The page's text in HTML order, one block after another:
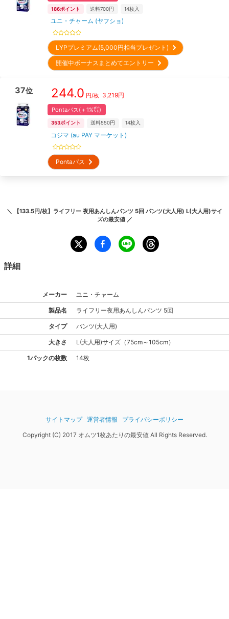
186ポイント 送料700円 14枚入
ユニ・チャーム (ヤフショ)
LYPプレミアム(5,000円相当プレゼント)
開催中ボーナスまとめてエントリー
37位 244.0 円/枚 3,219円
Pontaパス(＋1%㌽)
353ポイント 送料550円 14枚入
コジマ (au PAY マーケット)
Pontaパス
＼
【133.5円/枚】ライフリー 夜用あんしんパンツ 5回 パンツ(大人用) L(大人用)サイ
ズの最安値 ／
詳細
メーカー ユニ・チャーム
製品名 ライフリー夜用あんしんパンツ 5回
タイプ パンツ(大人用)
大きさ L(大人用)サイズ （75cm～105cm）
1パックの枚数 14枚
サイトマップ 運営者情報
プライバシーポリシー
Copyright (C) 2017 オムツ1枚あたりの最安値 All Rights Reserved.